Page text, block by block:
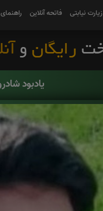
زیارت نیابتی فاتحه آنلاین
یادبود